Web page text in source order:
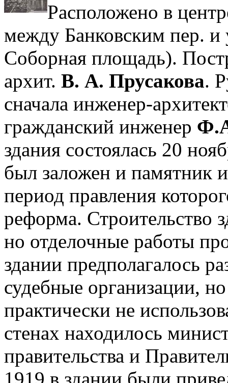
Расположено в
между Банковским пер.
Соборная площадь).
архит. В. А. Прусакова.
сначала инженер-
гражданский инженер
здания состоялась 20
был заложен и памятник
период правления
реформа. Строительство
но отделочные работы
здании предполагалось
судебные организации,
практически не
стенах находилось
правительства и
1919 в здании были